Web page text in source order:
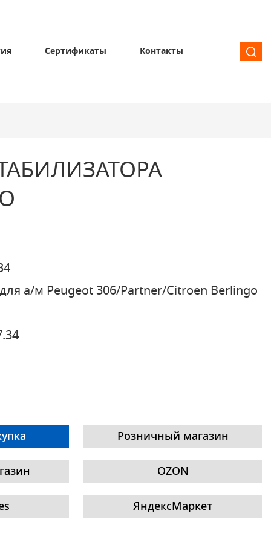
Сертификаты Контакты
для а/м Peugeot 306/Partner/Citroen Berlingo
Розничный магазин
OZON
ЯндексМаркет